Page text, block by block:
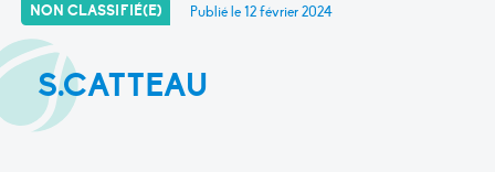
NON CLASSIFIÉ(E) Publié le12 février 2024
S.CATTEAU